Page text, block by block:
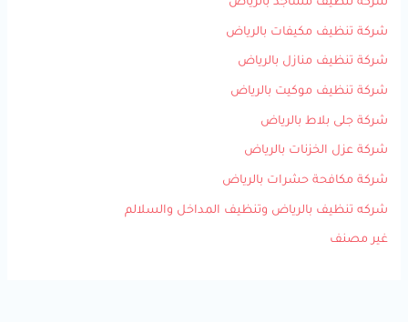
شركة تنظيف مساجد بالرياض
شركة تنظيف مكيفات بالرياض
شركة تنظيف منازل بالرياض
شركة تنظيف موكيت بالرياض
شركة جلى بلاط بالرياض
شركة عزل الخزنات بالرياض
شركة مكافحة حشرات بالرياض
شركه تنظيف بالرياض وتنظيف المداخل والسلالم
غير مصنف